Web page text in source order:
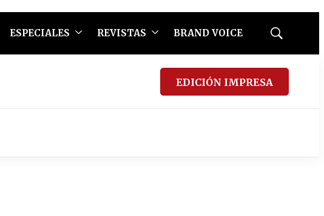
ESPECIALES REVISTAS BRAND VOICE
Mostrar
EDICIÓN IMPRESA